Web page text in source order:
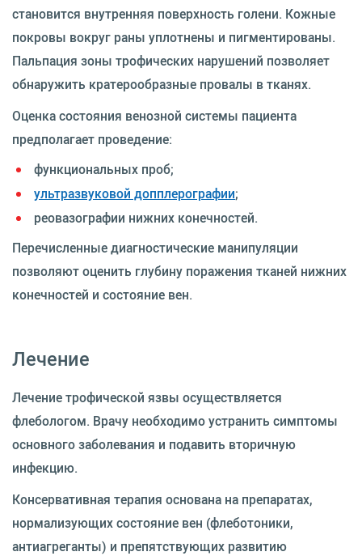
становится внутренняя поверхность голени. Кожные
покровы вокруг раны уплотнены и пигментированы.
Пальпация зоны трофических нарушений позволяет
обнаружить кратерообразные провалы в тканях.
Оценка состояния венозной системы пациента
предполагает проведение:
функциональных проб;
ультразвуковой допплерографии;
реовазографии нижних конечностей.
Перечисленные диагностические манипуляции
позволяют оценить глубину поражения тканей нижних
конечностей и состояние вен.
Лечение
Лечение трофической язвы осуществляется
флебологом. Врачу необходимо устранить симптомы
основного заболевания и подавить вторичную
инфекцию.
Консервативная терапия основана на препаратах,
нормализующих состояние вен (флеботоники,
антиагреганты) и препятствующих развитию